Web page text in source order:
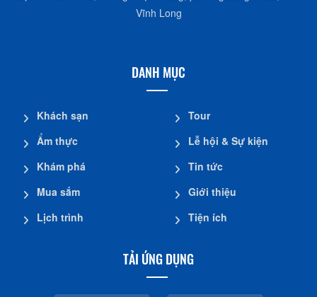
Địa chỉ: số 107/2, đường Phạm Hùng, phường Long Châu, tỉnh
DANH MỤC
TẢI ỨNG DỤNG